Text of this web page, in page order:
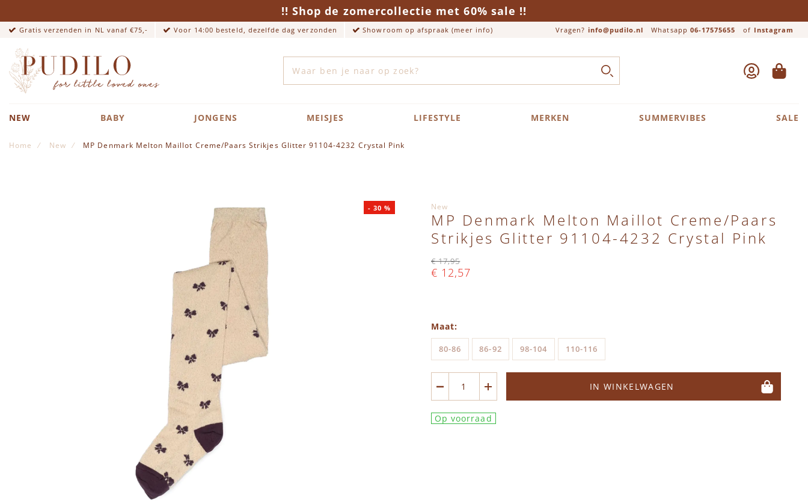
!! Shop de zomercollectie met 60% sale !!
Gratis verzenden in NL vanaf €75,- Voor 14:00 besteld, dezelfde dag verzonden Showroom op afspraak (meer info) Vragen? info@pudilo.nl Whatsapp 06-17575655 of Instagram
Close search
ZOEK ACCOUNT
NEW BABY JONGENS MEISJES LIFESTYLE MERKEN SUMMERVIBES SALE
Home New MP Denmark Melton Maillot Creme/Paars Strikjes Glitter 91104-4232 Crystal Pink
Ga naar het einde van de afbeeldingen-gallerij - 30 % New
MP Denmark Melton Maillot Creme/Paars
Strikjes Glitter 91104-4232 Crystal Pink
€ 12,57
€ 17,95
Maat
80-86 86-92 98-104 110-116
IN WINKELWAGEN
Op voorraad